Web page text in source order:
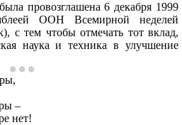
провозглашена 6 декабря 1999
ООН Всемирной неделей
с тем чтобы отмечать тот вклад,
наука и техника в улучшение
–
нет!